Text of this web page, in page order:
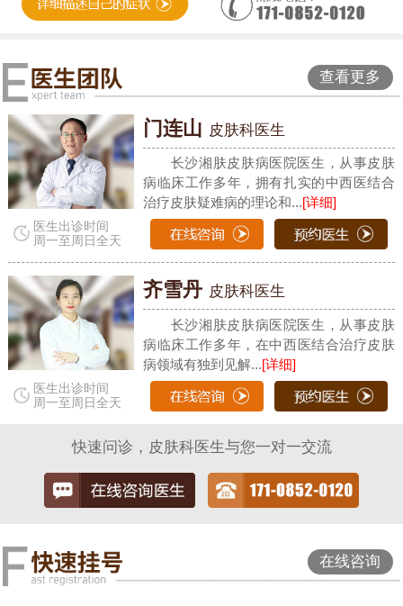
查看更多
医生出诊时间
周一至周日全天
门连山 皮肤科医生
长沙湘肤皮肤病医院医生，从事皮肤
病临床工作多年，拥有扎实的中西医结合
治疗皮肤疑难病的理论和...[详细]
医生出诊时间
周一至周日全天
齐雪丹 皮肤科医生
长沙湘肤皮肤病医院医生，从事皮肤
病临床工作多年，在中西医结合治疗皮肤
病领域有独到见解...[详细]
快速问诊，皮肤科医生与您一对一交流
在线咨询